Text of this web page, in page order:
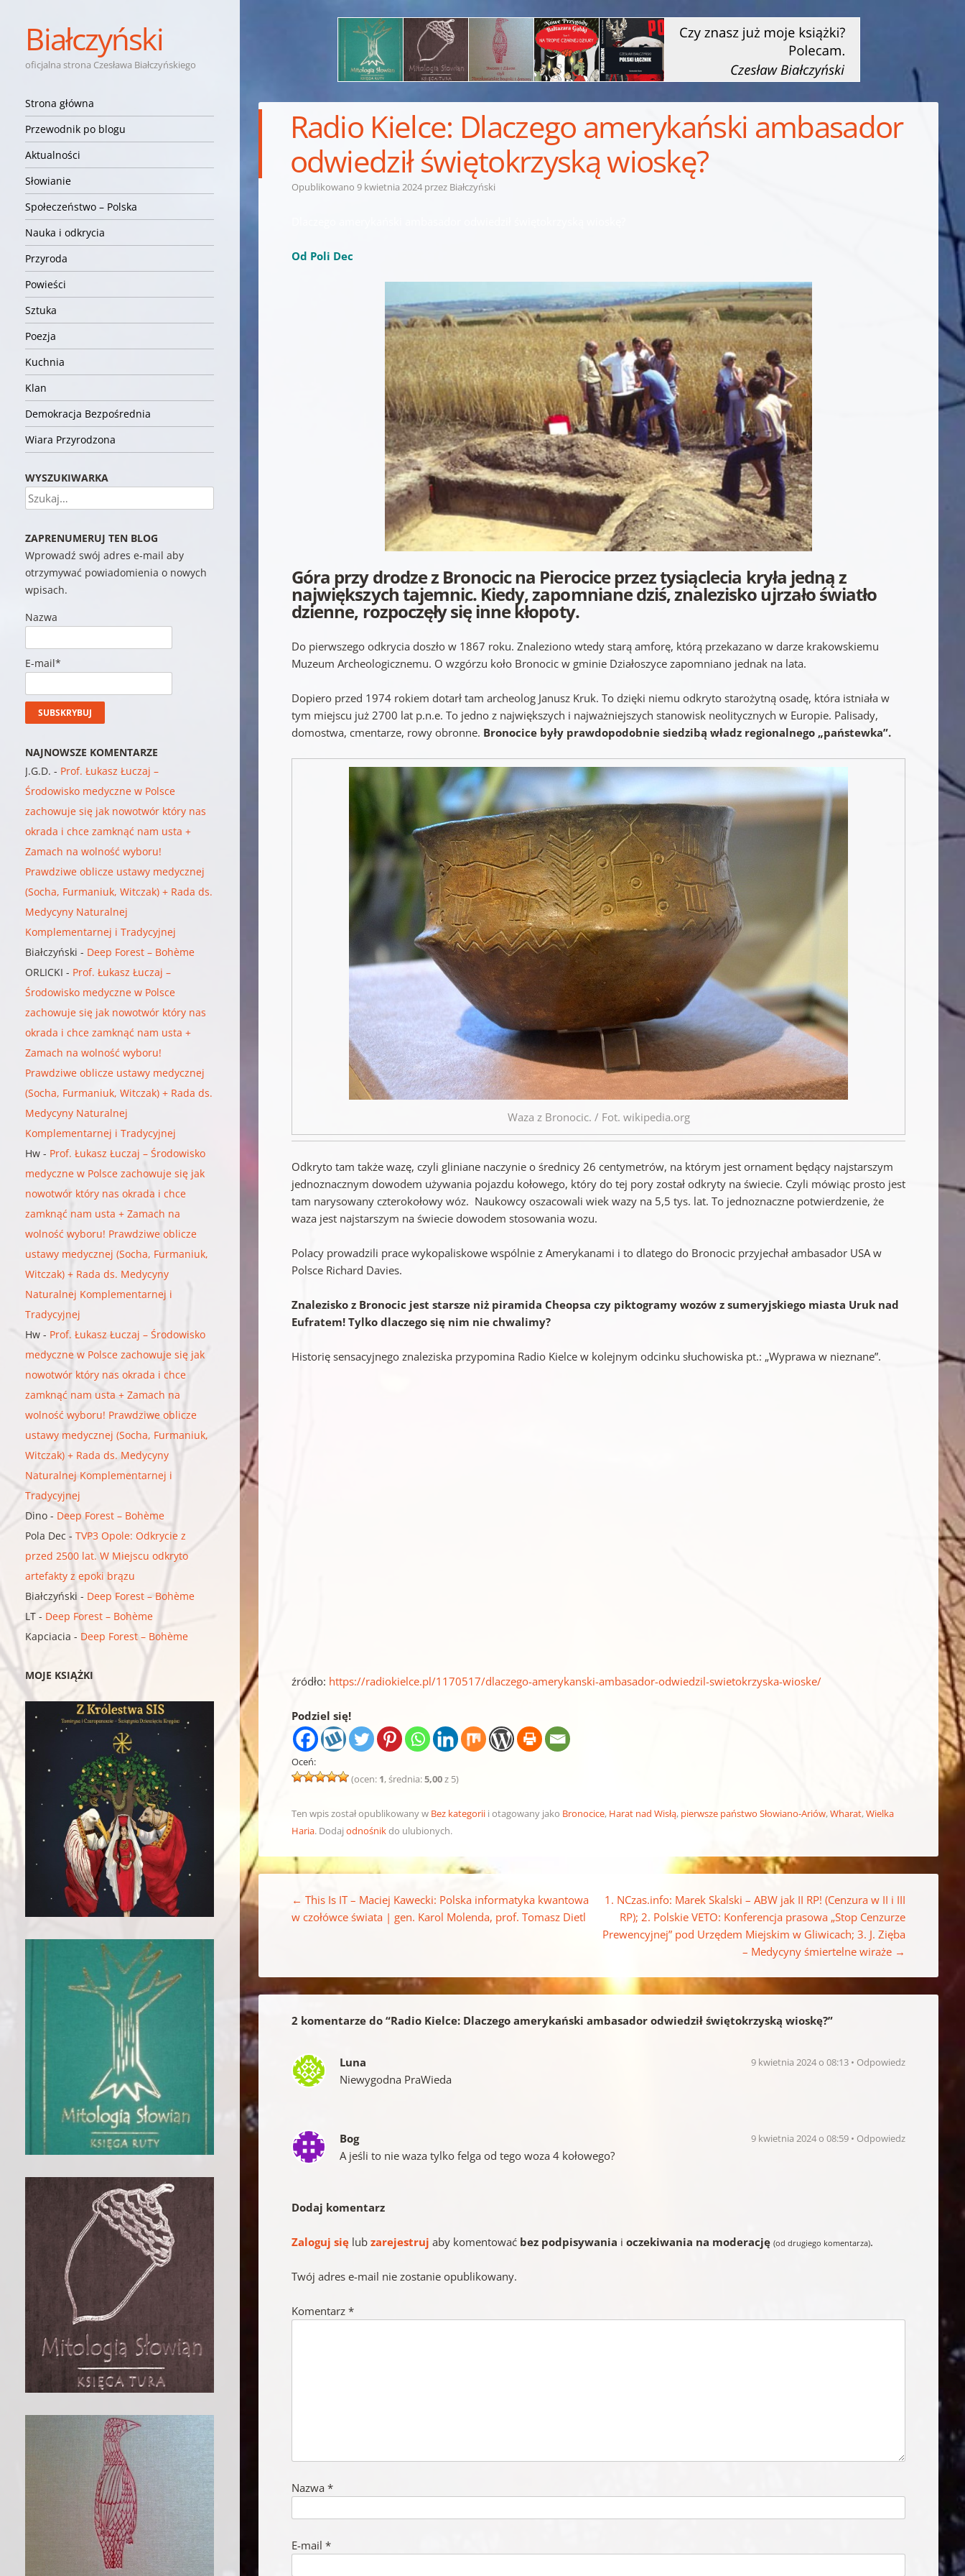
Białczyński
oficjalna strona Czesława Białczyńskiego
Nawigacja
Przejdź do treści
Strona główna
Przewodnik po blogu
Aktualności
Słowianie
Społeczeństwo – Polska
Nauka i odkrycia
Przyroda
Powieści
Sztuka
Poezja
Kuchnia
Klan
Demokracja Bezpośrednia
Wiara Przyrodzona
Radio Kielce: Dlaczego amerykański ambasador
odwiedził świętokrzyską wioskę?
Opublikowano9 kwietnia 2024 przez Białczyński
Od Poli Dec
Góra przy drodze z Bronocic na Pierocice przez tysiąclecia kryła jedną z
największych tajemnic. Kiedy, zapomniane dziś, znalezisko ujrzało światło
dzienne, rozpoczęły się inne kłopoty.
Do pierwszego odkrycia doszło w 1867 roku. Znaleziono wtedy starą amforę, którą przekazano w darze krakowskiemu
Muzeum Archeologicznemu. O wzgórzu koło Bronocic w gminie Działoszyce zapomniano jednak na lata.
Dopiero przed 1974 rokiem dotarł tam archeolog Janusz Kruk. To dzięki niemu odkryto starożytną osadę, która istniała w
tym miejscu już 2700 lat p.n.e. To jedno z największych i najważniejszych stanowisk neolitycznych w Europie. Palisady,
domostwa, cmentarze, rowy obronne. Bronocice były prawdopodobnie siedzibą władz regionalnego „państewka”.
Waza z Bronocic. / Fot. wikipedia.org
Odkryto tam także wazę, czyli gliniane naczynie o średnicy 26 centymetrów, na którym jest ornament będący najstarszym
jednoznacznym dowodem używania pojazdu kołowego, który do tej pory został odkryty na świecie. Czyli mówiąc prosto jest
tam narysowany czterokołowy wóz. Naukowcy oszacowali wiek wazy na 5,5 tys. lat. To jednoznaczne potwierdzenie, że
waza jest najstarszym na świecie dowodem stosowania wozu.
Polacy prowadzili prace wykopaliskowe wspólnie z Amerykanami i to dlatego do Bronocic przyjechał ambasador USA w
Polsce Richard Davies.
Znalezisko z Bronocic jest starsze niż piramida Cheopsa czy piktogramy wozów z sumeryjskiego miasta Uruk nad
Eufratem! Tylko dlaczego się nim nie chwalimy?
Historię sensacyjnego znaleziska przypomina Radio Kielce w kolejnym odcinku słuchowiska pt.: „Wyprawa w nieznane”.
źródło: https://radiokielce.pl/1170517/dlaczego-amerykanski-ambasador-odwiedzil-swietokrzyska-wioske/
Podziel się!
Oceń:
(ocen: 1, średnia:5,00z 5)
Ten wpis został opublikowany w Bez kategorii i otagowany jako Bronocice, Harat nad Wisłą, pierwsze państwo Słowiano-Ariów,Wharat,Wielka
Haria. Dodajodnośnikdo ulubionych.
← This Is IT – Maciej Kawecki: Polska informatyka kwantowa
w czołówce świata | gen. Karol Molenda, prof. Tomasz Dietl
1. NCzas.info: Marek Skalski – ABW jak II RP! (Cenzura w II i III
RP); 2. Polskie VETO: Konferencja prasowa „Stop Cenzurze
Prewencyjnej” pod Urzędem Miejskim w Gliwicach; 3. J. Zięba
– Medycyny śmiertelne wiraże →
2 komentarze do “Radio Kielce: Dlaczego amerykański ambasador odwiedził świętokrzyską wioskę?”
Luna 9 kwietnia 2024 o 08:13 Odpowiedz
Niewygodna PraWieda
Bog 9 kwietnia 2024 o 08:59 Odpowiedz
A jeśli to nie waza tylko felga od tego woza 4 kołowego?
Dodaj komentarz
Zaloguj się lubzarejestruj aby komentować bez podpisywania ioczekiwania na moderację (od drugiego komentarza).
Twój adres e-mail nie zostanie opublikowany.
Komentarz*
Nazwa*
E-mail*
WYSZUKIWARKA
Szukaj
ZAPRENUMERUJ TEN BLOG
Wprowadź swój adres e-mail aby
otrzymywać powiadomienia o nowych
wpisach.
Nazwa
E-mail*
NAJNOWSZE KOMENTARZE
J.G.D. - Prof. Łukasz Łuczaj –
Środowisko medyczne w Polsce
zachowuje się jak nowotwór który nas
okrada i chce zamknąć nam usta +
Zamach na wolność wyboru!
Prawdziwe oblicze ustawy medycznej
(Socha, Furmaniuk, Witczak) + Rada ds.
Medycyny Naturalnej
Komplementarnej i Tradycyjnej
Białczyński - Deep Forest – Bohème
ORLICKI - Prof. Łukasz Łuczaj –
Środowisko medyczne w Polsce
zachowuje się jak nowotwór który nas
okrada i chce zamknąć nam usta +
Zamach na wolność wyboru!
Prawdziwe oblicze ustawy medycznej
(Socha, Furmaniuk, Witczak) + Rada ds.
Medycyny Naturalnej
Komplementarnej i Tradycyjnej
Hw - Prof. Łukasz Łuczaj – Środowisko
medyczne w Polsce zachowuje się jak
nowotwór który nas okrada i chce
zamknąć nam usta + Zamach na
wolność wyboru! Prawdziwe oblicze
ustawy medycznej (Socha, Furmaniuk,
Witczak) + Rada ds. Medycyny
Naturalnej Komplementarnej i
Tradycyjnej
Hw - Prof. Łukasz Łuczaj – Środowisko
medyczne w Polsce zachowuje się jak
nowotwór który nas okrada i chce
zamknąć nam usta + Zamach na
wolność wyboru! Prawdziwe oblicze
ustawy medycznej (Socha, Furmaniuk,
Witczak) + Rada ds. Medycyny
Naturalnej Komplementarnej i
Tradycyjnej
Dino - Deep Forest – Bohème
Pola Dec -TVP3 Opole: Odkrycie z
przed 2500 lat. W Miejscu odkryto
artefakty z epoki brązu
Białczyński - Deep Forest – Bohème
LT - Deep Forest – Bohème
Kapciacia - Deep Forest – Bohème
MOJE KSIĄŻKI